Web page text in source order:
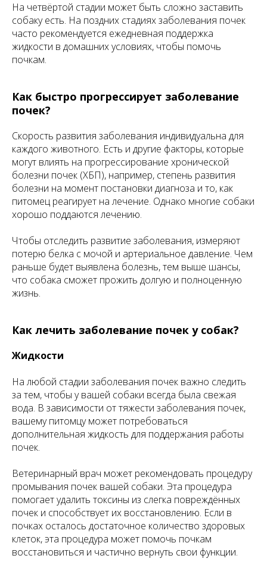
На четвёртой стадии может быть сложно заставить
собаку есть. На поздних стадиях заболевания почек
часто рекомендуется ежедневная поддержка
жидкости в домашних условиях, чтобы помочь
почкам.
Как быстро прогрессирует заболевание
почек?
Скорость развития заболевания индивидуальна для
каждого животного. Есть и другие факторы, которые
могут влиять на прогрессирование хронической
болезни почек (ХБП), например, степень развития
болезни на момент постановки диагноза и то, как
питомец реагирует на лечение. Однако многие собаки
хорошо поддаются лечению.
Чтобы отследить развитие заболевания, измеряют
потерю белка с мочой и артериальное давление. Чем
раньше будет выявлена болезнь, тем выше шансы,
что собака сможет прожить долгую и полноценную
жизнь.
Как лечить заболевание почек у собак?
Жидкости
На любой стадии заболевания почек важно следить
за тем, чтобы у вашей собаки всегда была свежая
вода. В зависимости от тяжести заболевания почек,
вашему питомцу может потребоваться
дополнительная жидкость для поддержания работы
почек.
Ветеринарный врач может рекомендовать процедуру
промывания почек вашей собаки. Эта процедура
помогает удалить токсины из слегка повреждённых
почек и способствует их восстановлению. Если в
почках осталось достаточное количество здоровых
клеток, эта процедура может помочь почкам
восстановиться и частично вернуть свои функции.